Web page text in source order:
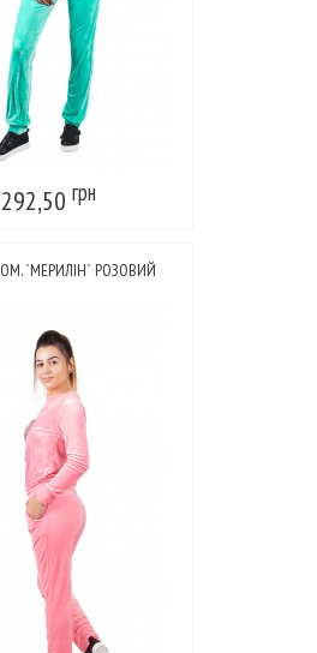
292,50 грн
`МЕРИЛІН` РОЗОВИЙ